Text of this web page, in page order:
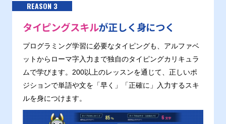
REASON 3
タイピングスキルが正しく身につく
プログラミング学習に必要なタイピングも、アルファベ
ットからローマ字入力まで独自のタイピングカリキュラ
ムで学びます。200以上のレッスンを通じて、正しいポ
ジションで単語や文を「早く」「正確に」入力するスキ
ルを身につけます。